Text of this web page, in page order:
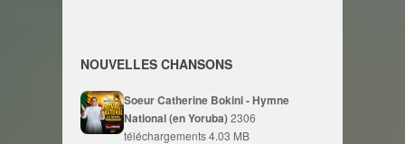
NOUVELLES CHANSONS
Soeur Catherine Bokini - Hymne
National (en Yoruba)2306
téléchargements4.03 MB